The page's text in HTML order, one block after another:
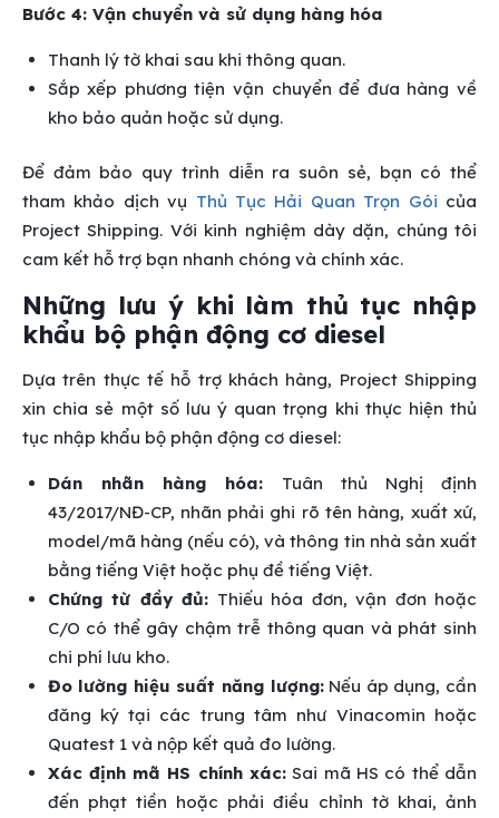
Bước 4: Vận chuyển và sử dụng hàng hóa
Thanh lý tờ khai sau khi thông quan.
Sắp xếp phương tiện vận chuyển để đưa hàng về
kho bảo quản hoặc sử dụng.
Để đảm bảo quy trình diễn ra suôn sẻ, bạn có thể
tham khảo dịch vụ Thủ Tục Hải Quan Trọn Gói của
Project Shipping. Với kinh nghiệm dày dặn, chúng tôi
cam kết hỗ trợ bạn nhanh chóng và chính xác.
Những lưu ý khi làm thủ tục nhập
khẩu bộ phận động cơ diesel
Dựa trên thực tế hỗ trợ khách hàng, Project Shipping
xin chia sẻ một số lưu ý quan trọng khi thực hiện thủ
tục nhập khẩu bộ phận động cơ diesel:
Dán nhãn hàng hóa: Tuân thủ Nghị định
43/2017/NĐ-CP, nhãn phải ghi rõ tên hàng, xuất xứ,
model/mã hàng (nếu có), và thông tin nhà sản xuất
bằng tiếng Việt hoặc phụ đề tiếng Việt.
Chứng từ đầy đủ: Thiếu hóa đơn, vận đơn hoặc
C/O có thể gây chậm trễ thông quan và phát sinh
chi phí lưu kho.
Đo lường hiệu suất năng lượng:Nếu áp dụng, cần
đăng ký tại các trung tâm như Vinacomin hoặc
Quatest 1 và nộp kết quả đo lường.
Xác định mã HS chính xác: Sai mã HS có thể dẫn
đến phạt tiền hoặc phải điều chỉnh tờ khai, ảnh